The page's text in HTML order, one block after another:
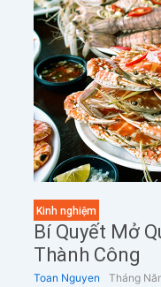
Kinh nghiệm
Bí Quyết Mở
Thành Công
Toan Nguyen Tháng